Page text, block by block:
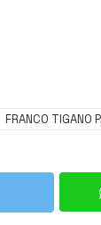
FRANCO TIGANO